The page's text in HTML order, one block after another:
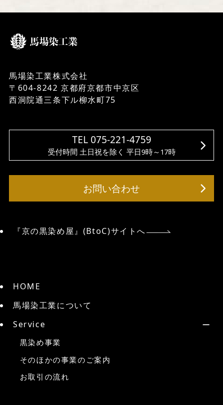
馬場染工業株式会社
〒604-8242 京都府京都市中京区
西洞院通三条下ル柳水町75
TEL 075-221-4759
受付時間 土日祝を除く 平日9時～17時
お問い合わせ
『京の黒染め屋』(BtoC)サイトへ
HOME
馬場染工業について
Service
黒染め事業
そのほかの事業のご案内
お取引の流れ